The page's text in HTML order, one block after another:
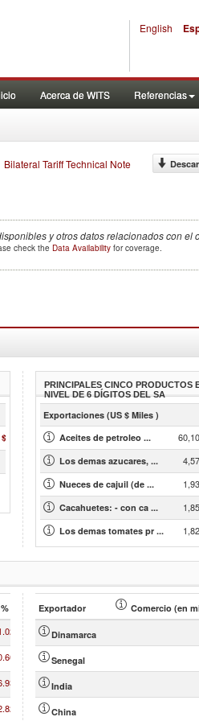
English
Acerca de WITS Referencias
Bilateral Tariff Technical Note
y otros datos relacionados con el
check the Data Availability for coverage.
más »
2,448
2,441
124
PRINCIPALES CINCO PRODUCTOS
NIVEL DE 6 DÍGITOS DEL SA
Exportaciones (US $ Miles )
Aceites de petroleo ...
Los demas azucares, ...
Nueces de cajuil (de ...
Cacahuetes: - con ca ...
Los demas tomates pr ...
) Exportador Comercio (en
Dinamarca
Senegal
India
China